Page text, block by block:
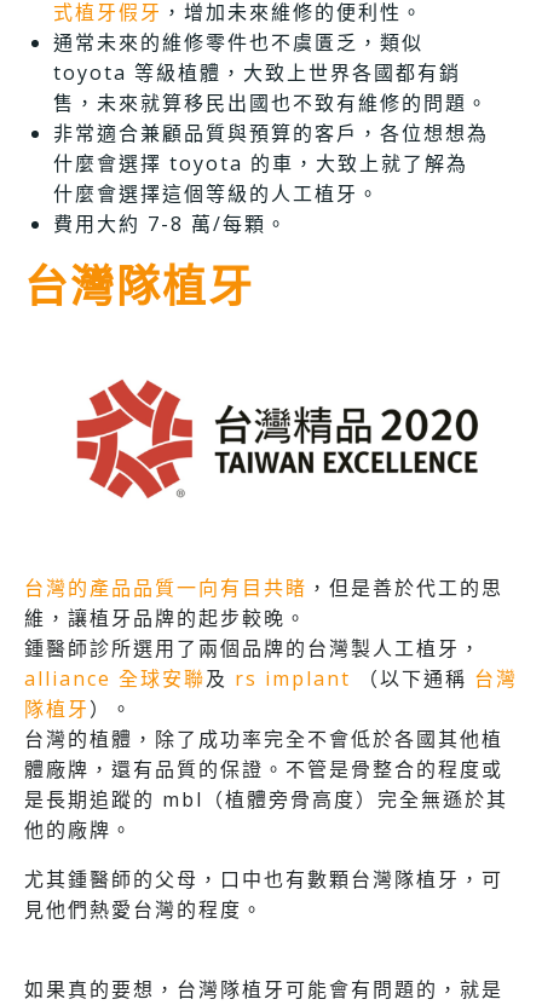
式植牙假牙 ，增加未來維修的便利性。
通常未來的維修零件也不虞匱乏，類似
toyota 等級植體，大致上世界各國都有銷
售，未來就算移民出國也不致有維修的問題。
非常適合兼顧品質與預算的客戶，各位想想為
什麼會選擇 toyota 的車，大致上就了解為
什麼會選擇這個等級的人工植牙。
費用大約 7-8 萬/每顆。
台灣隊植牙
台灣的產品品質一向有目共睹 ，但是善於代工的思
維，讓植牙品牌的起步較晚。
鍾醫師診所選用了兩個品牌的台灣製人工植牙，
alliance 全球安聯及 rs implant （以下通稱 台灣
隊植牙）。
台灣的植體，除了成功率完全不會低於各國其他植
體廠牌，還有品質的保證。不管是骨整合的程度或
是長期追蹤的 mbl（植體旁骨高度）完全無遜於其
他的廠牌。
尤其鍾醫師的父母，口中也有數顆台灣隊植牙，可
見他們熱愛台灣的程度。
如果真的要想，台灣隊植牙可能會有問題的，就是